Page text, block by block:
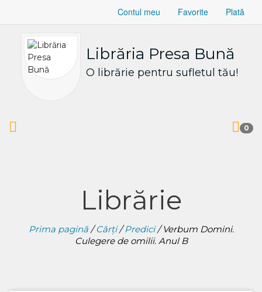
Contul meu Favorite Plată
Librăria Presa Bună
O librărie pentru sufletul tău!
0
Librărie
Prima pagină/Cărți/Predici/ Verbum Domini.
Culegere de omilii. Anul B